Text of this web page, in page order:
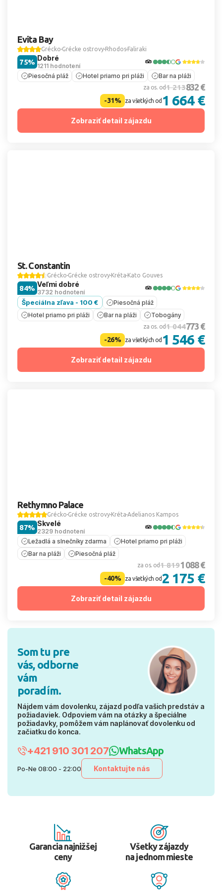
Evita Bay
Grécko Grécke ostrovy Rhodos Faliraki
Dobré
1211 hodnotení
75%
Piesočná pláž Hotel priamo pri pláži Bar na pláži
za os. od1 213832 €
-31% za všetkých od 1 664 €
Zobraziť detail zájazdu
St. Constantin
Grécko Grécke ostrovy Kréta Kato Gouves
Veľmi dobré
3732 hodnotení
84%
Špeciálna zľava - 100 €
Piesočná pláž
Hotel priamo pri pláži
Bar na pláži Tobogány
za os. od1 044773 €
-26% za všetkých od 1 546 €
Zobraziť detail zájazdu
Rethymno Palace
Grécko Grécke ostrovy Kréta Adelianos Kampos
Skvelé
2329 hodnotení
87%
Ležadlá a slnečníky zdarma
Hotel priamo pri pláži
Bar na pláži
Piesočná pláž
za os. od1 8191 088 €
-40% za všetkých od2 175 €
Zobraziť detail zájazdu
Som tu pre
vás, odborne
vám
poradím.
Nájdem vám dovolenku, zájazd podľa vašich predstáv a
požiadaviek. Odpoviem vám na otázky a špeciálne
požiadavky, pomôžem vám naplánovať dovolenku od
začiatku do konca.
+421 910 301 207 WhatsApp
Po-Ne 08:00 - 22:00 Kontaktujte nás
Garancia najnižšej
ceny
Všetky zájazdy
na jednom mieste